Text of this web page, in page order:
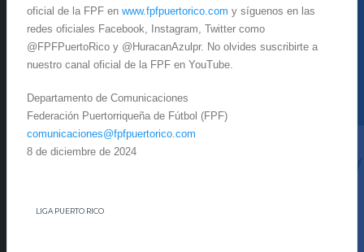
oficial de la FPF en www.fpfpuertorico.com y síguenos en las
redes oficiales Facebook, Instagram, Twitter como
@FPFPuertoRico y @HuracanAzulpr. No olvides suscribirte a
nuestro canal oficial de la FPF en YouTube.
Departamento de Comunicaciones
Federación Puertorriqueña de Fútbol (FPF)
comunicaciones@fpfpuertorico.com
8 de diciembre de 2024
LIGA PUERTO RICO